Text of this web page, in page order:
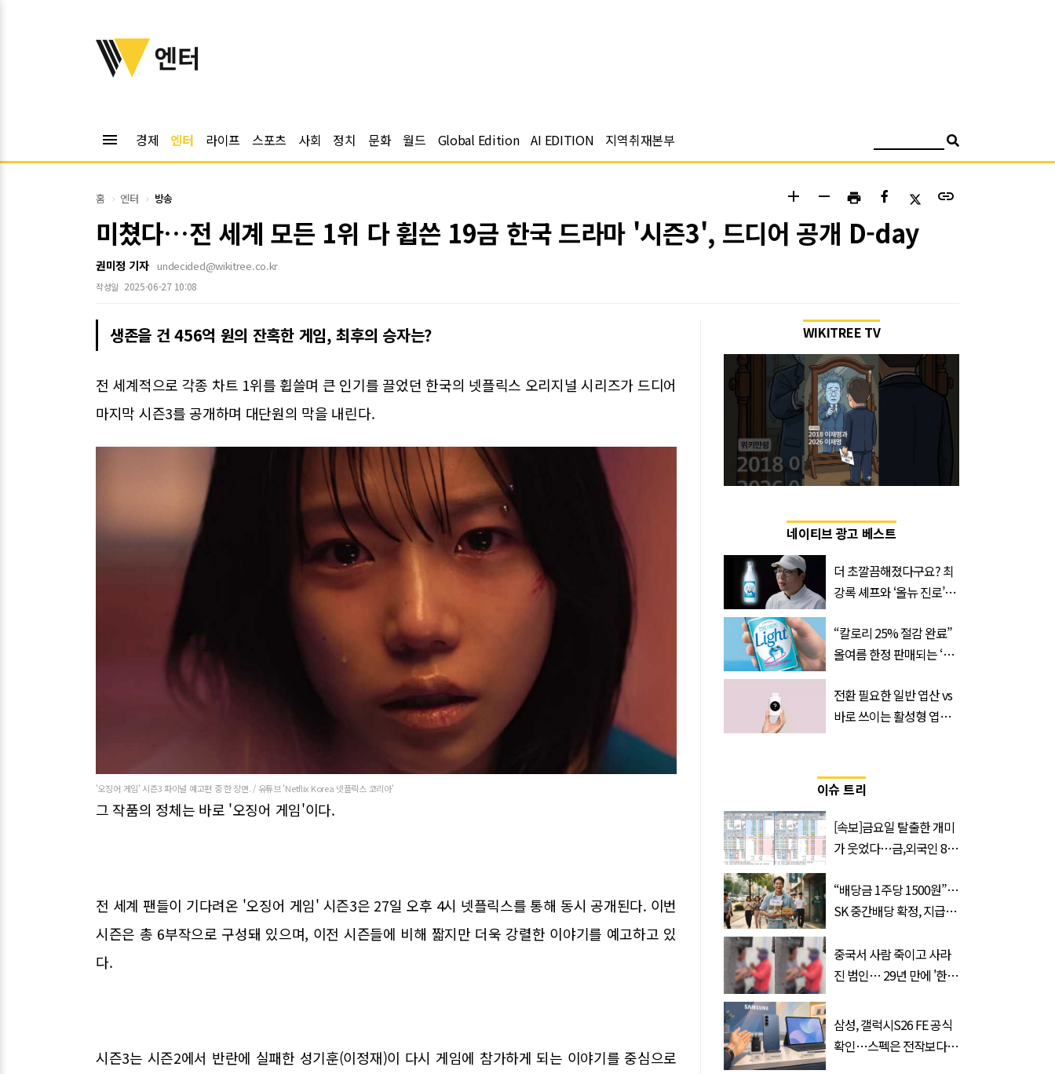
위키트리
엔터
menu 경제 엔터 라이프 스포츠 사회 정치 문화 월드 Global Edition AI EDITION 지역취재본부
홈 엔터 방송 add remove print link
미쳤다…전 세계 모든 1위 다 휩쓴 19금 한국 드라마 '시즌3', 드디어 공개 D-day
권미정 기자 undecided@wikitree.co.kr
작성일 2025-06-27 10:08
생존을 건 456억 원의 잔혹한 게임, 최후의 승자는?
전 세계적으로 각종 차트 1위를 휩쓸며 큰 인기를 끌었던 한국의 넷플릭스 오리지널 시리즈가 드디어
마지막 시즌3를 공개하며 대단원의 막을 내린다.
'오징어 게임' 시즌3 파이널 예고편 중 한 장면. / 유튜브 'Netflix Korea 넷플릭스 코리아'
그 작품의 정체는 바로 '오징어 게임'이다.
전 세계 팬들이 기다려온 '오징어 게임' 시즌3은 27일 오후 4시 넷플릭스를 통해 동시 공개된다. 이번
시즌은 총 6부작으로 구성돼 있으며, 이전 시즌들에 비해 짧지만 더욱 강렬한 이야기를 예고하고 있
다.
시즌3는 시즌2에서 반란에 실패한 성기훈(이정재)이 다시 게임에 참가하게 되는 이야기를 중심으로
WIKITREE TV
네이티브 광고 베스트
더 초깔끔해졌다구요? 최
강록 셰프와 ‘올뉴 진로’의
“칼로리 25% 절감 완료”
올여름 한정 판매되는 ‘최
전환 필요한 일반 엽산 vs
바로 쓰이는 활성형 엽
이슈 트리
[속보]금요일 탈출한 개미
가 웃었다…금,외국인 8조
하이닉스 '와르르'
“배당금 1주당 1500원”…
SK 중간배당 확정, 지급일
중국서 사람 죽이고 사라
진 범인… 29년 만에 '한
삼성, 갤럭시S26 FE 공식
확인…스펙은 전작보다